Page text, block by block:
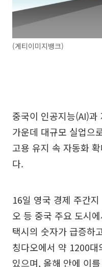
(게티이미지뱅크)
중국이 인공지능(AI)
가운데 대규모 실업으
고용 유지 속 자동화
다.
16일 영국 경제 주간
오 등 중국 주요 도시
택시의 숫자가 급증하
칭다오에서 약 1200
있으며, 올해 안에 이